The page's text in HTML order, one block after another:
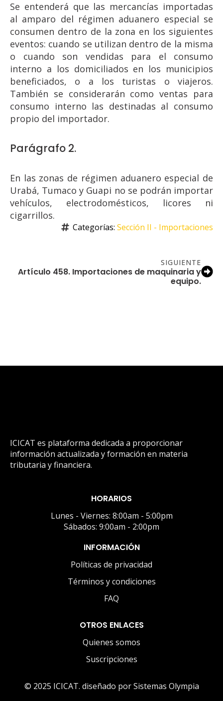
Se entenderá que las mercancías importadas
al amparo del régimen aduanero especial se
consumen dentro de la zona en los siguientes
eventos: cuando se utilizan dentro de la misma
o cuando son vendidas para el consumo
interno a los domiciliados en los municipios
beneficiados, o a los turistas o viajeros.
También se considerarán como ventas para
consumo interno las destinadas al consumo
propio del importador.
Parágrafo 2.
En las zonas de régimen aduanero especial de
Urabá, Tumaco y Guapi no se podrán importar
vehículos, electrodomésticos, licores ni
cigarrillos.
Categorías: Sección II - Importaciones
SIGUIENTE
Artículo 458. Importaciones de maquinaria y
equipo.
ICICAT es plataforma dedicada a proporcionar
información actualizada y formación en materia
tributaria y financiera.
HORARIOS
Lunes - Viernes: 8:00am - 5:00pm
Sábados: 9:00am - 2:00pm
INFORMACIÓN
Políticas de privacidad
Términos y condiciones
FAQ
OTROS ENLACES
Quienes somos
Suscripciones
© 2025 ICICAT. diseñado por Sistemas Olympia